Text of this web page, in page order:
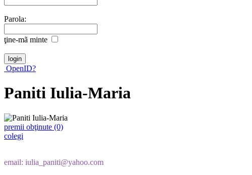
Parola:
ţine-mã minte
OpenID?
Paniti Iulia-Maria
premii obţinute (0)
colegi
email: iulia_paniti@yahoo.com